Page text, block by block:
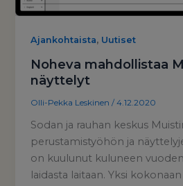
Ajankohtaista, Uutiset
Noheva mahdollistaa
näyttelyt
Olli-Pekka Leskinen/4.12.2020
Sodan ja rauhan keskus
perustamistyöhön ja
on kuulunut kuluneen
laidasta laitaan. Yksi kokonaan